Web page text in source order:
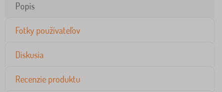
Popis
Fotky používateľov
Diskusia
Recenzie produktu